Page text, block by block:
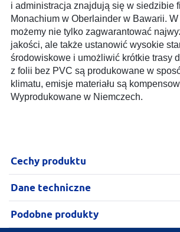
i administracja znajdują się w siedzibie
Monachium w Oberlainder w Bawarii.
możemy nie tylko zagwarantować
jakości, ale także ustanowić wysokie
środowiskowe i umożliwić krótkie trasy
z folii bez PVC są produkowane w
klimatu, emisje materiału są
Wyprodukowane w Niemczech.
Cechy produktu
Dane techniczne
Podobne produkty